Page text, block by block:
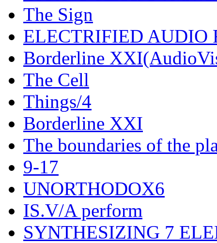
The Sign
ELECTRIFIED AUDIO
Borderline
The Cell
Things/4
Borderline XXI
The boundaries of the
9-17
UNORTHODOX6
IS.V/A perform
SYNTHESIZING 7